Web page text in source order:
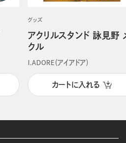
グッズ
アクリルスタンド 詠見野
クル
I.ADORE（アイアドア）
カートに入れる